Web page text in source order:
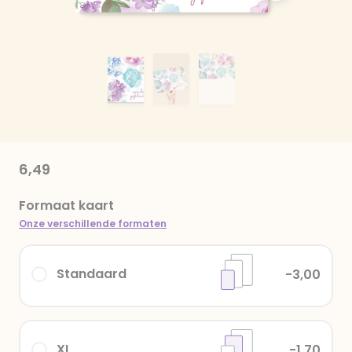
6,49
Formaat kaart
Onze verschillende formaten
Standaard -3,00